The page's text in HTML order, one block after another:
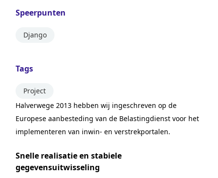
Halverwege 2013 hebben wij ingeschreven op de
Europese aanbesteding van de Belastingdienst voor het
implementeren van inwin- en verstrekportalen.
Snelle realisatie en stabiele
gegevensuitwisseling
Speerpunten
Django
Tags
Project